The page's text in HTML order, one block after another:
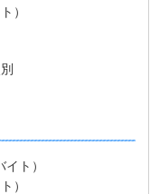
）
ト）
）